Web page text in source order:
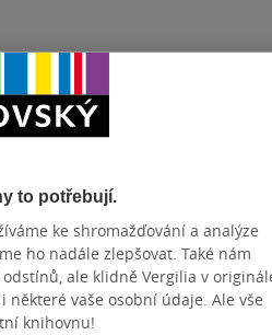
to potřebují.
ke shromažďování a analýze
ho nadále zlepšovat. Také nám
ale klidně Vergilia v
vaše osobní údaje. Ale vše
knihovnu!